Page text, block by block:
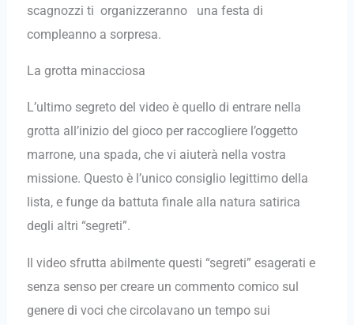
scagnozzi ti organizzeranno una festa di
compleanno a sorpresa.
La grotta minacciosa
L’ultimo segreto del video è quello di entrare nella
grotta all’inizio del gioco per raccogliere l’oggetto
marrone, una spada, che vi aiuterà nella vostra
missione. Questo è l’unico consiglio legittimo della
lista, e funge da battuta finale alla natura satirica
degli altri “segreti”.
Il video sfrutta abilmente questi “segreti” esagerati e
senza senso per creare un commento comico sul
genere di voci che circolavano un tempo sui